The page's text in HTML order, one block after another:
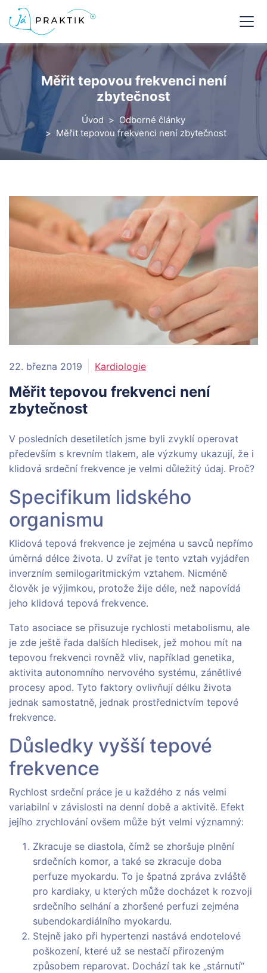
Měřit tepovou frekvenci není
zbytečnost
Úvod
Odborné články
Měřit tepovou frekvenci není zbytečnost
22. března 2019 Kardiologie
Měřit tepovou frekvenci není
zbytečnost
V posledních desetiletích jsme byli zvyklí operovat
především s krevním tlakem, ale výzkumy ukazují, že i
klidová srdeční frekvence je velmi důležitý údaj. Proč?
Specifikum lidského
organismu
Klidová tepová frekvence je zejména u savců nepřímo
úměrná délce života. U zvířat je tento vztah vyjádřen
inverzním semilogaritmickým vztahem. Nicméně
člověk je výjimkou, protože žije déle, než napovídá
jeho klidová tepová frekvence.
Tato asociace se přisuzuje rychlosti metabolismu, ale
je zde ještě řada dalších hledisek, jež mohou mít na
tepovou frekvenci rovněž vliv, například genetika,
aktivita autonomního nervového systému, zánětlivé
procesy apod. Tyto faktory ovlivňují délku života
jednak samostatně, jednak prostřednictvím tepové
frekvence.
Důsledky vyšší tepové
frekvence
Rychlost srdeční práce je u každého z nás velmi
variabilní v závislosti na denní době a aktivitě. Efekt
jejího zrychlování ovšem může být velmi významný:
Zkracuje se diastola, čímž se zhoršuje plnění
srdečních komor, a také se zkracuje doba
perfuze myokardu. To je špatná zpráva zvláště
pro kardiaky, u kterých může docházet k rozvoji
srdečního selhání a zhoršené perfuzi zejména
subendokardiálního myokardu.
Stejně jako při hypertenzi nastává endotelové
poškození, které už se nestačí přirozeným
způsobem reparovat. Dochází tak ke „stárnutí“